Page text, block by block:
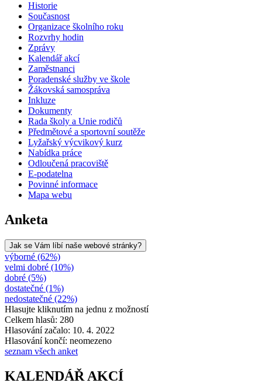
Historie
Současnost
Organizace školního roku
Rozvrhy hodin
Zprávy
Kalendář akcí
Zaměstnanci
Poradenské služby ve škole
Žákovská samospráva
Inkluze
Dokumenty
Rada školy a Unie rodičů
Předmětové a sportovní soutěže
Lyžařský výcvikový kurz
Nabídka práce
Odloučená pracoviště
E-podatelna
Povinné informace
Mapa webu
Anketa
Jak se Vám líbí naše webové stránky?
výborné (62%)
velmi dobré (10%)
dobré (5%)
dostatečné (1%)
nedostatečné (22%)
Hlasujte kliknutím na jednu z možností
Celkem hlasů: 280
Hlasování začalo: 10. 4. 2022
Hlasování končí: neomezeno
seznam všech anket
KALENDÁŘ AKCÍ